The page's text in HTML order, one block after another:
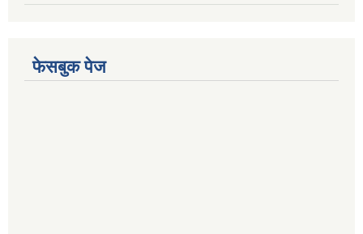
फेसबुक पेज